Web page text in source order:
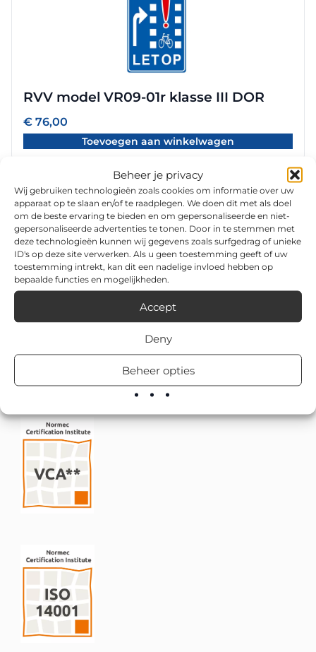
Beheer je privacy
Wij gebruiken technologieën zoals cookies om informatie over uw
apparaat op te slaan en/of te raadplegen. We doen dit met als doel
om de beste ervaring te bieden en om gepersonaliseerde en niet-
gepersonaliseerde advertenties te tonen. Door in te stemmen met
deze technologieën kunnen wij gegevens zoals surfgedrag of unieke
ID's op deze site verwerken. Als u geen toestemming geeft of uw
toestemming intrekt, kan dit een nadelige invloed hebben op
bepaalde functies en mogelijkheden.
Accept
Deny
Beheer opties
RVV model VR09-01r klasse III DOR
€ 76,00
Toevoegen aan winkelwagen
RVV model VR09-04 klasse III DOR
€76,00
Toevoegen aan winkelwagen